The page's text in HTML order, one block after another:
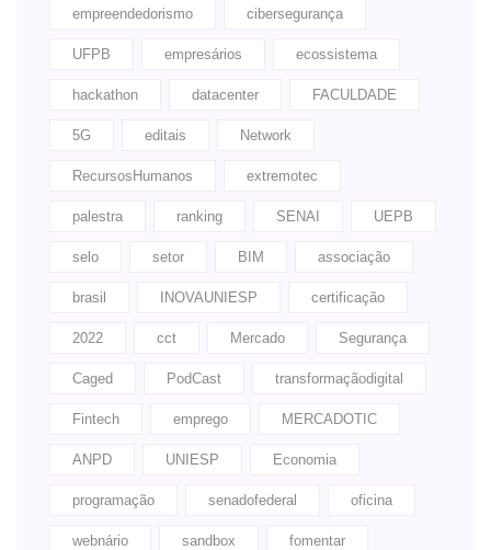
empreendedorismo cibersegurança
UFPB empresários ecossistema
hackathon datacenter FACULDADE
5G editais Network
RecursosHumanos extremotec
palestra ranking SENAI UEPB
selo setor BIM associação
brasil INOVAUNIESP certificação
2022 cct Mercado Segurança
Caged PodCast transformaçãodigital
Fintech emprego MERCADOTIC
ANPD UNIESP Economia
programação senadofederal oficina
webnário sandbox fomentar